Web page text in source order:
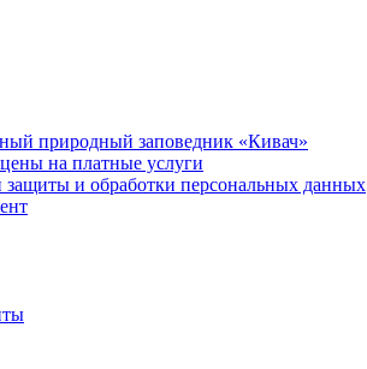
природный заповедник «Кивач»
на платные услуги
и обработки персональных данных